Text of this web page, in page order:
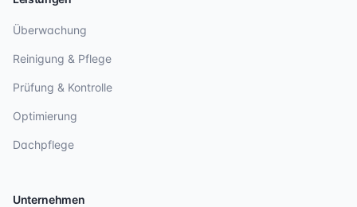
Überwachung
Reinigung & Pflege
Prüfung & Kontrolle
Optimierung
Dachpflege
Unternehmen